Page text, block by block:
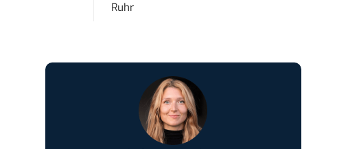
Ruhr